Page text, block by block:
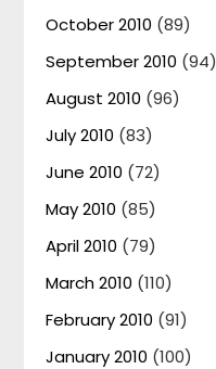
October 2010 (89)
September 2010 (94)
August 2010 (96)
July 2010 (83)
June 2010 (72)
May 2010 (85)
April 2010 (79)
March 2010 (110)
February 2010 (91)
January 2010 (100)